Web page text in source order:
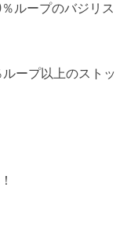
ループのバジリス
ープ以上のストッ